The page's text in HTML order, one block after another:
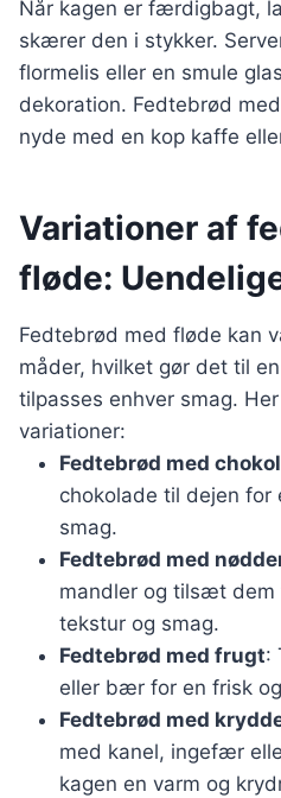
Når kagen er færdigbagt,
skærer den i stykker.
flormelis eller en smule
dekoration. Fedtebrød
nyde med en kop kaffe
Variationer af
fløde:
Fedtebrød med fløde kan
måder, hvilket gør det til
tilpasses enhver smag.
variationer:
Fedtebrød med
chokolade til dejen for
smag.
Fedtebrød med
mandler og tilsæt dem
tekstur og smag.
Fedtebrød med frugt:
eller bær for en frisk
Fedtebrød med
med kanel, ingefær
kagen en varm og